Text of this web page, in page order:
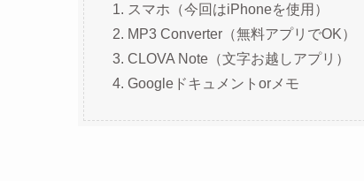
スマホ（今回はiPhoneを使用）
MP3 Converter（無料アプリでOK）
CLOVA Note（文字お越しアプリ）
Googleドキュメントorメモ